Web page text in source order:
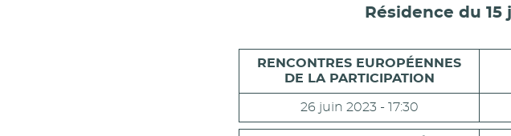
Résidence du
RENCONTRES EUROPÉENNES
DE LA PARTICIPATION
26 juin 2023 - 17:30